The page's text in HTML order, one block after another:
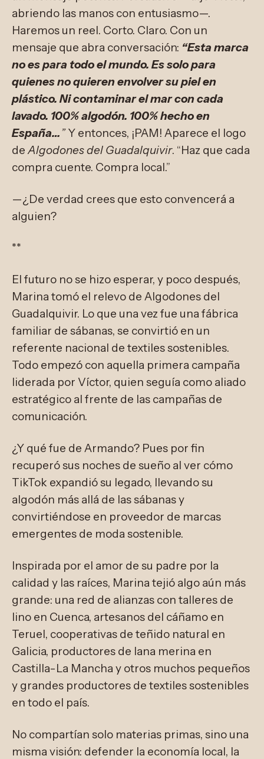
abriendo las manos con entusiasmo—.
Haremos un reel. Corto. Claro. Con un
mensaje que abra conversación: “Esta marca
no es para todo el mundo. Es solo para
quienes no quieren envolver su piel en
plástico. Ni contaminar el mar con cada
lavado. 100% algodón. 100% hecho en
España…”Y entonces, ¡PAM! Aparece el logo
deAlgodones del Guadalquivir. “Haz que cada
compra cuente. Compra local.”
—¿De verdad crees que esto convencerá a
alguien?
**
El futuro no se hizo esperar, y poco después,
Marina tomó el relevo de Algodones del
Guadalquivir. Lo que una vez fue una fábrica
familiar de sábanas, se convirtió en un
referente nacional de textiles sostenibles.
Todo empezó con aquella primera campaña
liderada por Víctor, quien seguía como aliado
estratégico al frente de las campañas de
comunicación.
¿Y qué fue de Armando? Pues por fin
recuperó sus noches de sueño al ver cómo
TikTok expandió su legado, llevando su
algodón más allá de las sábanas y
convirtiéndose en proveedor de marcas
emergentes de moda sostenible.
Inspirada por el amor de su padre por la
calidad y las raíces, Marina tejió algo aún más
grande: una red de alianzas con talleres de
lino en Cuenca, artesanos del cáñamo en
Teruel, cooperativas de teñido natural en
Galicia, productores de lana merina en
Castilla-La Mancha y otros muchos pequeños
y grandes productores de textiles sostenibles
en todo el país.
No compartían solo materias primas, sino una
misma visión: defender la economía local, la